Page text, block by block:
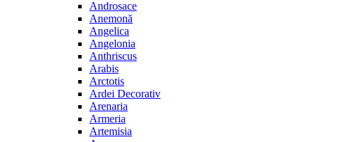
Androsace
Anemonă
Angelica
Angelonia
Anthriscus
Arabis
Arctotis
Ardei Decorativ
Arenaria
Armeria
Artemisia